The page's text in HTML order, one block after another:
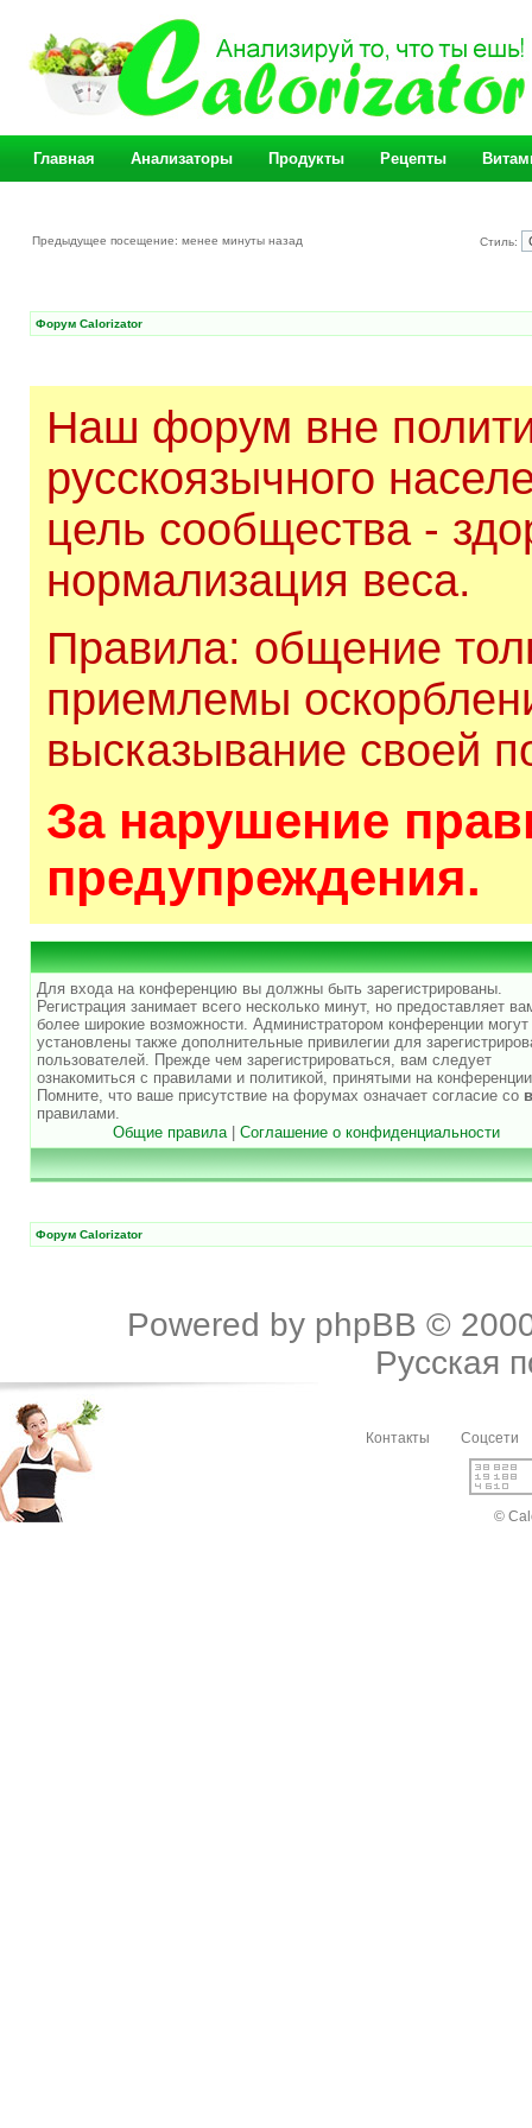
Главная Анализаторы Продукты Рецепты
Предыдущее посещение: менее минуты назад Стиль:
Форум Calorizator
Наш форум вне
русскоязычного
цель сообщества -
нормализация веса.
Правила: общение
приемлемы
высказывание своей
За нарушение
предупреждения.
Для входа на конференцию вы должны быть зарегистрированы.
Регистрация занимает всего несколько минут, но предоставляет
более широкие возможности. Администратором конференции
установлены также дополнительные привилегии для
пользователей. Прежде чем зарегистрироваться, вам следует
ознакомиться с правилами и политикой, принятыми на
Помните, что ваше присутствие на форумах означает согласие со
правилами.
Общие правила| Соглашение о конфиденциальности
Форум Calorizator
Powered by phpBB ©
Русская
Контакты Соцсети
©